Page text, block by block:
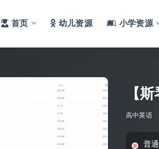
首页 幼儿资源 小学资源
【
高中英语
普